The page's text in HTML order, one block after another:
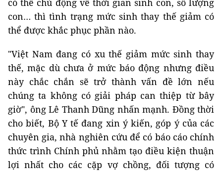
có thể chủ động về thời gian sinh con, số lượng
con… thì tình trạng mức sinh thay thế giảm có
thể được khắc phục phần nào.
"Việt Nam đang có xu thế giảm mức sinh thay
thế, mặc dù chưa ở mức báo động nhưng điều
này chắc chắn sẽ trở thành vấn đề lớn nếu
chúng ta không có giải pháp can thiệp từ bây
giờ", ông Lê Thanh Dũng nhấn mạnh. Đồng thời
cho biết, Bộ Y tế đang xin ý kiến, góp ý của các
chuyên gia, nhà nghiên cứu để có báo cáo chính
thức trình Chính phủ nhằm tạo điều kiện thuận
lợi nhất cho các cặp vợ chồng, đối tượng có